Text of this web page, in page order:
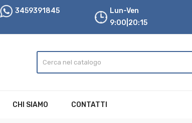
3459391845
Lun-Ven
9:00|20:15
CHI SIAMO CONTATTI